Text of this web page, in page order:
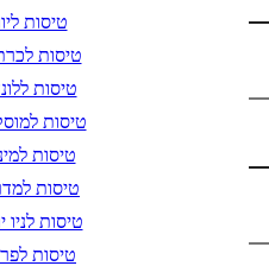
טיסות
טיסות
טיסות
טיסות
טיסות
טיסות
טיסות לניו
טיסות
נא
נא